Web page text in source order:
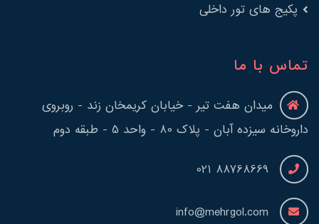
پکیج های تور داخلی
تماس با ما
میدان هفت تیر - خیابان کریمخان زند - روبروی
داروخانه سیزده آبان - پلاک 80 - واحد 5 - طبقه دوم
88768669 021
info@mehrgol.com